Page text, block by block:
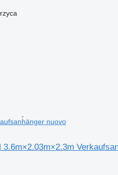
nuovo
3.6m×2.03m×2.3m